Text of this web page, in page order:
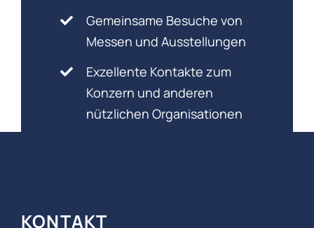
Gemeinsame Besuche von
Messen und Ausstellungen
Exzellente Kontakte zum
Konzern und anderen
nützlichen Organisationen
KONTAKT